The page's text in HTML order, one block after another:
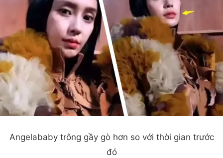
Angelababy trông gầy gò hơn so với thời gian trước
đó